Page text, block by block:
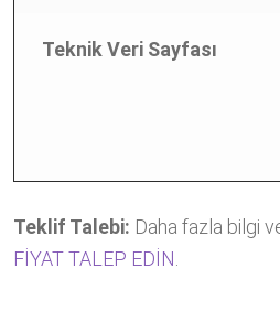
Teknik Veri Sayfası
Teklif Talebi: Daha fazla bilgi
FİYAT TALEP EDİN